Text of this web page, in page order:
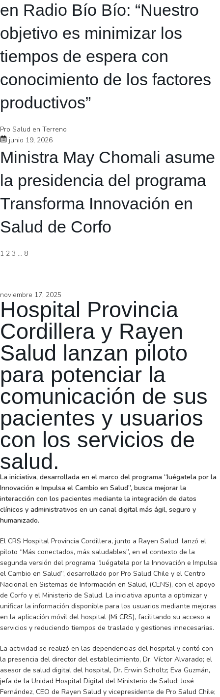
en Radio Bío Bío: “Nuestro
objetivo es minimizar los
tiempos de espera con
conocimiento de los factores
productivos”
Pro Salud en Terreno
junio 19, 2026
Ministra May Chomali asume
la presidencia del programa
Transforma Innovación en
Salud de Corfo
1 2 3 … 8
noviembre 17, 2025
Hospital Provincia
Cordillera y Rayen
Salud lanzan piloto
para potenciar la
comunicación de sus
pacientes y usuarios
con los servicios de
salud.
La iniciativa, desarrollada en el marco del programa “Juégatela por la
Innovación e Impulsa el Cambio en Salud”, busca mejorar la
interacción con los pacientes mediante la integración de datos
clínicos y administrativos en un canal digital más ágil, seguro y
humanizado.
El CRS Hospital Provincia Cordillera, junto a Rayen Salud, lanzó el
piloto “Más conectados, más saludables”, en el contexto de la
segunda versión del programa “Juégatela por la Innovación e Impulsa
el Cambio en Salud”, desarrollado por Pro Salud Chile y el Centro
Nacional en Sistemas de Información en Salud, (CENS), con el apoyo
de Corfo y el Ministerio de Salud. La iniciativa apunta a optimizar y
unificar la información disponible para los usuarios mediante mejoras
en la aplicación móvil del hospital (Mi CRS), facilitando su acceso a
servicios y reduciendo tiempos de traslado y gestiones innecesarias.
La actividad se realizó en las dependencias del hospital y contó con
la presencia del director del establecimiento, Dr. Víctor Alvarado; el
asesor de salud digital del hospital, Dr. Erwin Scholtz; Eva Guzmán,
jefa de la Unidad Hospital Digital del Ministerio de Salud; José
Fernández, CEO de Rayen Salud y vicepresidente de Pro Salud Chile;